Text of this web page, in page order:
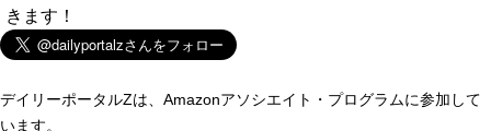
きます！
デイリーポータルZは、Amazonアソシエイト・プログラムに参加して
います。